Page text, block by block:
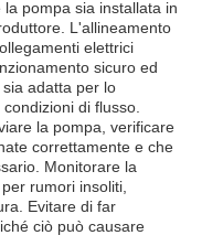
la pompa sia installata in
L'allineamento
elettrici
sicuro ed
adatta per lo
di flusso.
la pompa, verificare
correttamente e che
Monitorare la
rumori insoliti,
Evitare di far
ciò può causare